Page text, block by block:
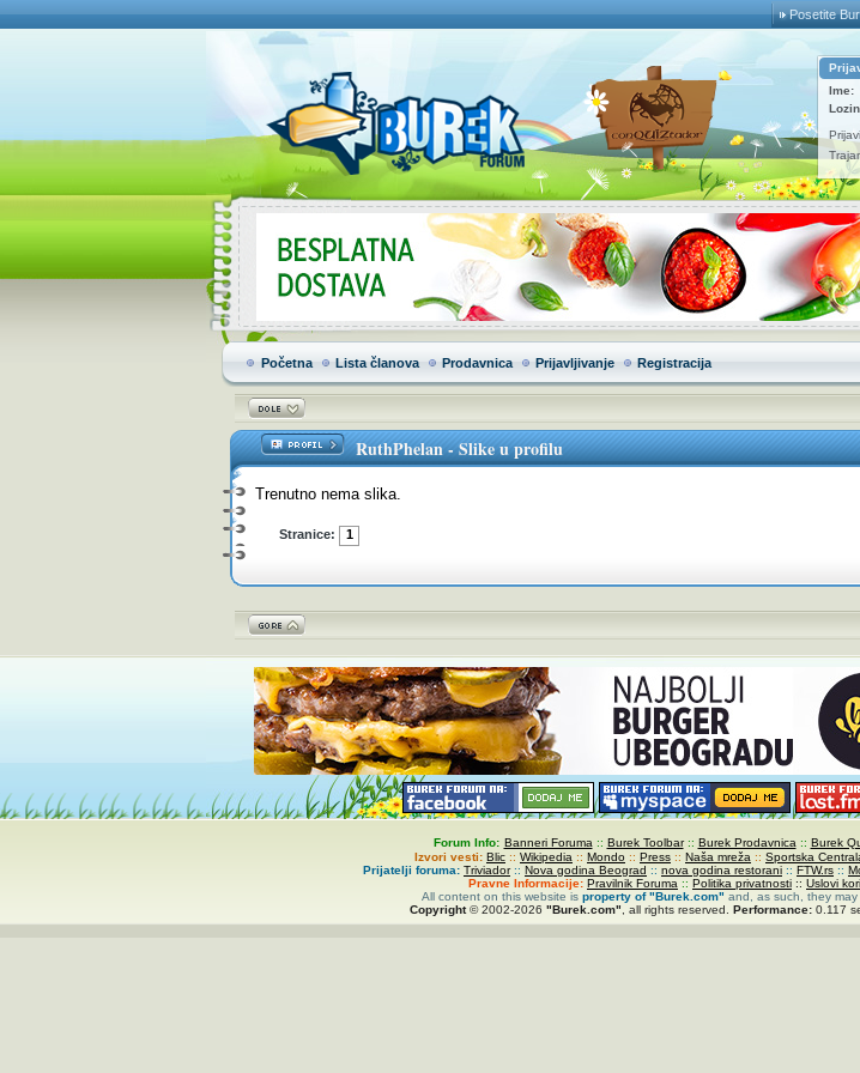
Posetite
Ime:
Početna Lista članova Prodavnica Prijavljivanje Registracija
RuthPhelan-Slike u profilu
Trenutno nema slika.
Stranice: 1
Forum Info: Banneri Foruma :: Burek Toolbar:: Burek Prodavnica :: Burek
Izvori vesti: Blic :: Wikipedia :: Mondo :: Press :: Naša mreža :: Sportska
Prijatelji foruma: Triviador:: Nova godina Beograd :: nova godina restorani :: FTW.rs ::
Pravne Informacije: Pravilnik Foruma :: Politika privatnosti :: Uslovi
All content on this website is property of"Burek.com" and, as such, they
Copyright© 2002-2026 "Burek.com" , all rights reserved. Performance:0.117